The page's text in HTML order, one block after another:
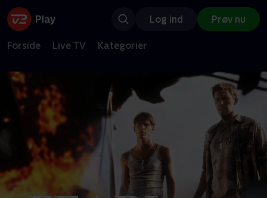
Log ind Prøv nu
Forside Live TV Kategorier